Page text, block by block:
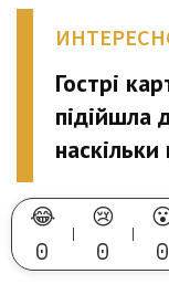
Гострі
підійшла
😂
0
😢
0
0